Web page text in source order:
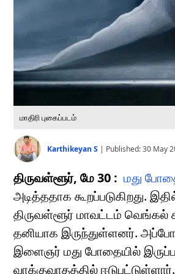
மாதிரி புகைப்படம்
Karthikeyan S | Published:30 May
திருவள்ளூர், மே 30 : மது
அடித்ததாக கூறப்படுகிறது.
திருவள்ளூர் மாவட்டம்
தனியாக இருந்துள்ளனர்.
இளைஞர் மது போதையில்
வாக்குவாதத்தில்